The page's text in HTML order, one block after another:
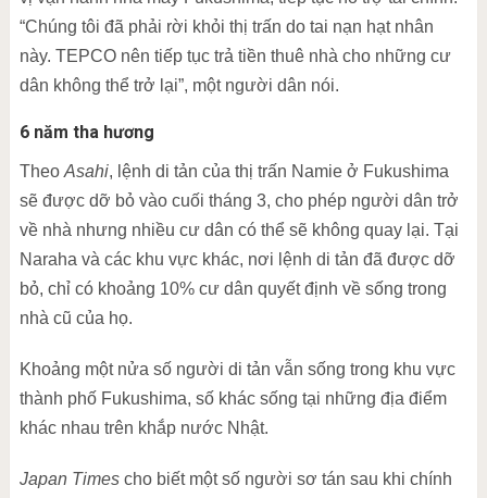
“Chúng tôi đã phải rời khỏi thị trấn do tai nạn hạt nhân
này. TEPCO nên tiếp tục trả tiền thuê nhà cho những cư
dân không thể trở lại”, một người dân nói.
6 năm tha hương
Theo Asahi, lệnh di tản của thị trấn Namie ở Fukushima
sẽ được dỡ bỏ vào cuối tháng 3, cho phép người dân trở
về nhà nhưng nhiều cư dân có thể sẽ không quay lại. Tại
Naraha và các khu vực khác, nơi lệnh di tản đã được dỡ
bỏ, chỉ có khoảng 10% cư dân quyết định về sống trong
nhà cũ của họ.
Khoảng một nửa số người di tản vẫn sống trong khu vực
thành phố Fukushima, số khác sống tại những địa điểm
khác nhau trên khắp nước Nhật.
Japan Timescho biết một số người sơ tán sau khi chính